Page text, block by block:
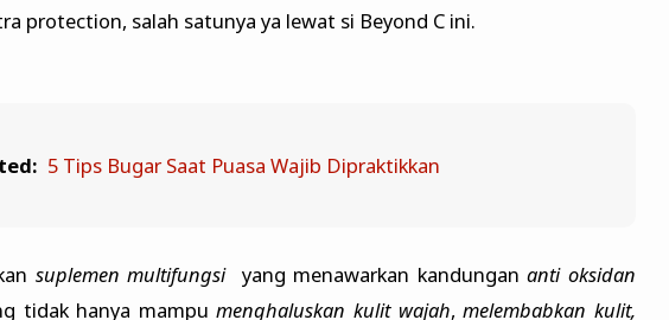
protection, salah satunya ya lewat si Beyond C ini.
5 Tips Bugar Saat Puasa Wajib Dipraktikkan
suplemen multifungsiyang menawarkan kandungananti oksidan
tidak hanya mampumenghaluskan kulit wajah,melembabkan kulit,